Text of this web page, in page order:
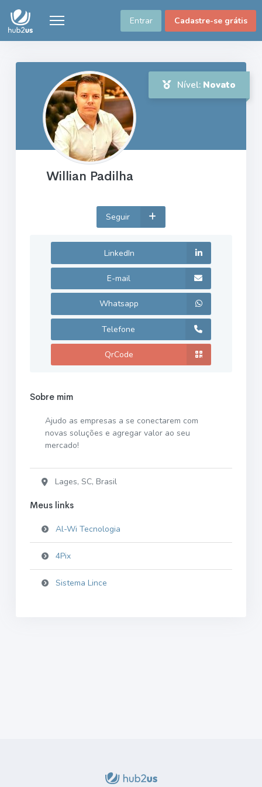
Entrar Cadastre-se grátis
Nível: Novato
Willian Padilha
Seguir
LinkedIn
E-mail
Whatsapp
Telefone
QrCode
Sobre mim
Ajudo as empresas a se conectarem com
novas soluções e agregar valor ao seu
mercado!
Lages, SC, Brasil
Meus links
Al-Wi Tecnologia
4Pix
Sistema Lince